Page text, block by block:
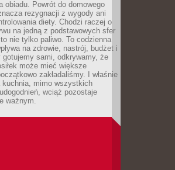
obiadu. Powrót do domowego
rezygnacji z wygody ani
diety. Chodzi raczej o
na jedną z podstawowych sfer
nie tylko paliwo. To codzienna
na zdrowie, nastrój, budżet i
gotujemy sami, odkrywamy, że
może mieć większe
zakładaliśmy. I właśnie
kuchnia, mimo wszystkich
wciąż pozostaje
ważnym.